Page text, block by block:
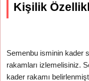
Kişilik
Semenbu isminin kader
rakamları izlemelisiniz.
kader rakamı